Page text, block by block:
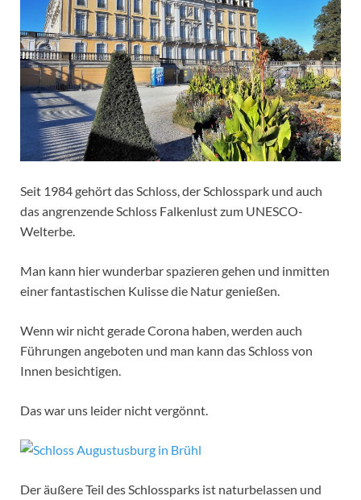
Seit 1984 gehört das Schloss, der Schlosspark und auch
das angrenzende Schloss Falkenlust zum UNESCO-
Welterbe.
Man kann hier wunderbar spazieren gehen und inmitten
einer fantastischen Kulisse die Natur genießen.
Wenn wir nicht gerade Corona haben, werden auch
Führungen angeboten und man kann das Schloss von
Innen besichtigen.
Das war uns leider nicht vergönnt.
Der äußere Teil des Schlossparks ist naturbelassen und